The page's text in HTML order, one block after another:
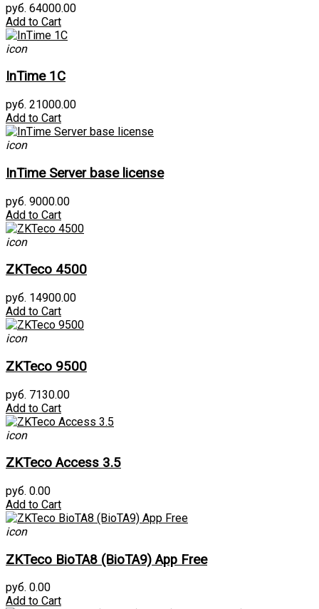
руб. 64000.00
Add to Cart
icon
InTime 1С
руб. 21000.00
Add to Cart
icon
InTime Server base license
руб. 9000.00
Add to Cart
icon
ZKTeco 4500
руб. 14900.00
Add to Cart
icon
ZKTeco 9500
руб. 7130.00
Add to Cart
icon
ZKTeco Access 3.5
руб. 0.00
Add to Cart
icon
ZKTeco BioTA8 (BioTA9) App Free
руб. 0.00
Add to Cart